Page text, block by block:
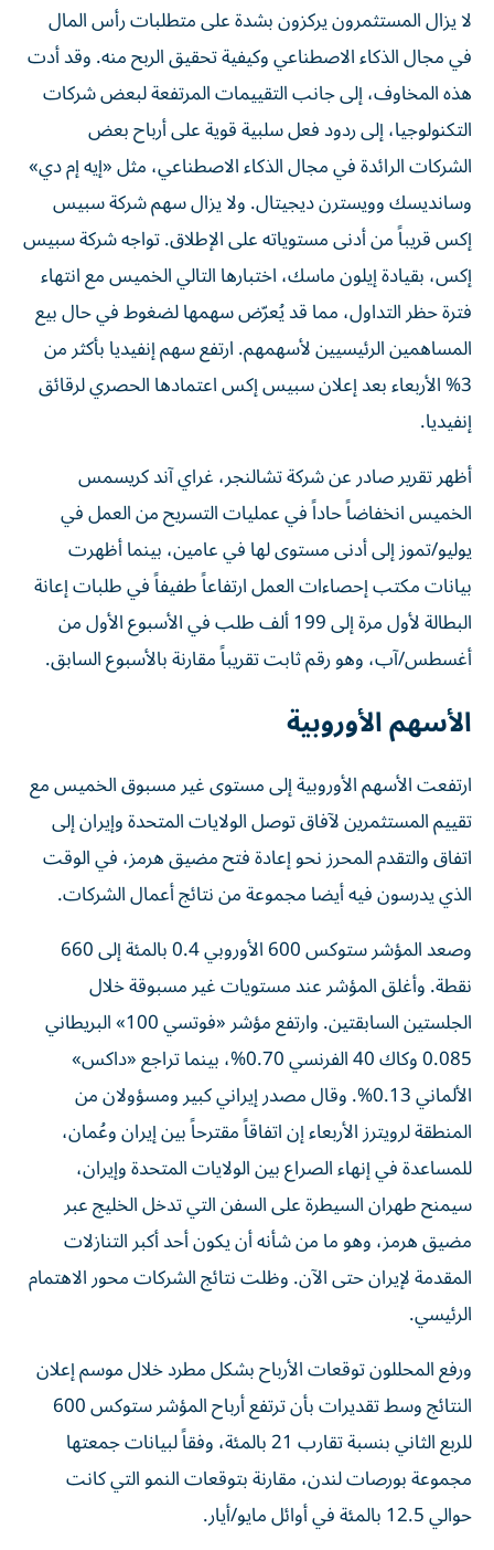
لا يزال المستثمرون يركزون بشدة على متطلبات رأس المال
في مجال الذكاء الاصطناعي وكيفية تحقيق الربح منه. وقد أدت
هذه المخاوف، إلى جانب التقييمات المرتفعة لبعض شركات
التكنولوجيا، إلى ردود فعل سلبية قوية على أرباح بعض
الشركات الرائدة في مجال الذكاء الاصطناعي، مثل «إيه إم دي»
وسانديسك وويسترن ديجيتال. ولا يزال سهم شركة سبيس
إكس قريباً من أدنى مستوياته على الإطلاق. تواجه شركة سبيس
إكس، بقيادة إيلون ماسك، اختبارها التالي الخميس مع انتهاء
فترة حظر التداول، مما قد يُعرّض سهمها لضغوط في حال بيع
المساهمين الرئيسيين لأسهمهم. ارتفع سهم إنفيديا بأكثر من
3% الأربعاء بعد إعلان سبيس إكس اعتمادها الحصري لرقائق
إنفيديا.
أظهر تقرير صادر عن شركة تشالنجر، غراي آند كريسمس
الخميس انخفاضاً حاداً في عمليات التسريح من العمل في
يوليو/تموز إلى أدنى مستوى لها في عامين، بينما أظهرت
بيانات مكتب إحصاءات العمل ارتفاعاً طفيفاً في طلبات إعانة
البطالة لأول مرة إلى 199 ألف طلب في الأسبوع الأول من
أغسطس/آب، وهو رقم ثابت تقريباً مقارنة بالأسبوع السابق.
الأسهم الأوروبية
ارتفعت الأسهم الأوروبية إلى مستوى غير مسبوق الخميس مع
تقييم المستثمرين لآفاق توصل الولايات المتحدة وإيران إلى
اتفاق ‌والتقدم المحرز نحو إعادة فتح مضيق هرمز، في الوقت
الذي يدرسون فيه أيضا مجموعة من نتائج أعمال الشركات.
وصعد ‌المؤشر ستوكس 600 الأوروبي ‌0.4 بالمئة إلى 660
نقطة. وأغلق المؤشر عند مستويات غير مسبوقة خلال
الجلستين السابقتين. وارتفع مؤشر «فوتسي 100» البريطاني
0.085 وكاك 40 الفرنسي 0.70%، بينما تراجع «داكس»
الألماني 0.13%. وقال مصدر إيراني ‌كبير ومسؤولان من
المنطقة لرويترز الأربعاء إن اتفاقاً مقترحاً بين إيران وعُمان،
للمساعدة في إنهاء الصراع بين الولايات المتحدة وإيران،
سيمنح طهران السيطرة على السفن التي تدخل الخليج عبر
مضيق هرمز، وهو ما من شأنه أن يكون أحد أكبر التنازلات
المقدمة لإيران حتى الآن. وظلت نتائج الشركات محور الاهتمام
الرئيسي.
ورفع المحللون توقعات الأرباح بشكل مطرد خلال موسم إعلان
‌النتائج وسط تقديرات بأن ترتفع أرباح المؤشر ستوكس 600
للربع الثاني بنسبة تقارب 21 بالمئة، وفقاً لبيانات جمعتها
مجموعة بورصات لندن، مقارنة بتوقعات النمو التي كانت
حوالي 12.5 بالمئة في أوائل مايو/أيار.